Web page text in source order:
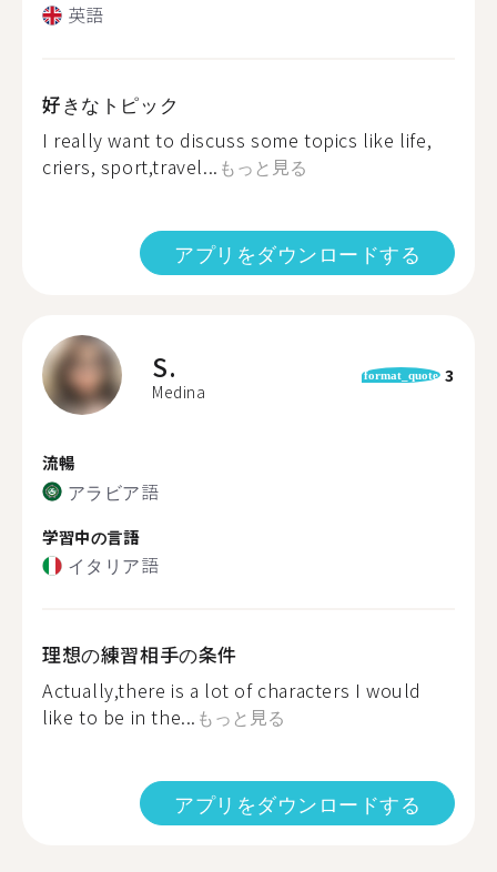
英語
好きなトピック
I really want to discuss some topics like life,
criers, sport,travel... もっと見る
アプリをダウンロードする
S.
Medina
format_quote 3
流暢
アラビア語
学習中の言語
イタリア語
理想の練習相手の条件
Actually,there is a lot of characters I would
like to be in the... もっと見る
アプリをダウンロードする